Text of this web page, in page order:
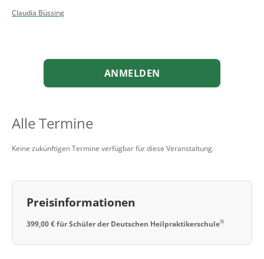
Claudia Büssing
ANMELDEN
Alle Termine
Keine zukünftigen Termine verfügbar für diese Veranstaltung.
Preisinformationen
399,00 € für Schüler der Deutschen Heilpraktikerschule®